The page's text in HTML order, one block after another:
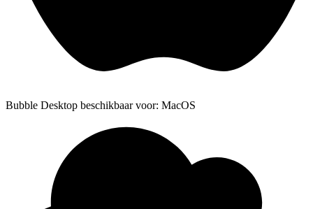
Bubble Desktop beschikbaar voor: MacOS